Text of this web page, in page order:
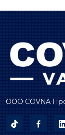
ООО COVNA
  